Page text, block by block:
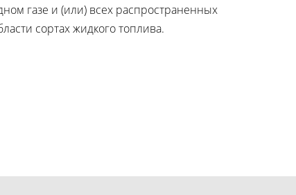
газе и (или) всех распространенных
сортах жидкого топлива.